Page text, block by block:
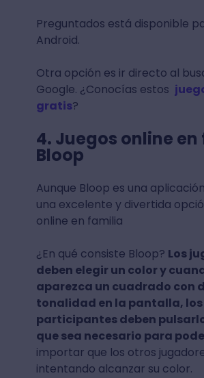
Preguntados está disponible
Android.
Otra opción es ir directo al
Google. ¿Conocías estos
gratis?
4. Juegos online
Bloop
Aunque Bloop es una
una excelente y divertida
online en familia
¿En qué consiste Bloop? Los
deben elegir un color y
aparezca un cuadrado con
tonalidad en la pantalla, los
participantes deben
que sea necesario para
importar que los otros
intentando alcanzar su color.